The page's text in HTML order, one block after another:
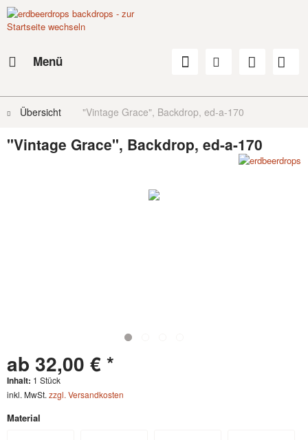
Menü
Übersicht "Vintage Grace", Backdrop, ed-a-170
"Vintage Grace", Backdrop, ed-a-170
ab 32,00 € *
Inhalt: 1 Stück
inkl. MwSt. zzgl. Versandkosten
Material